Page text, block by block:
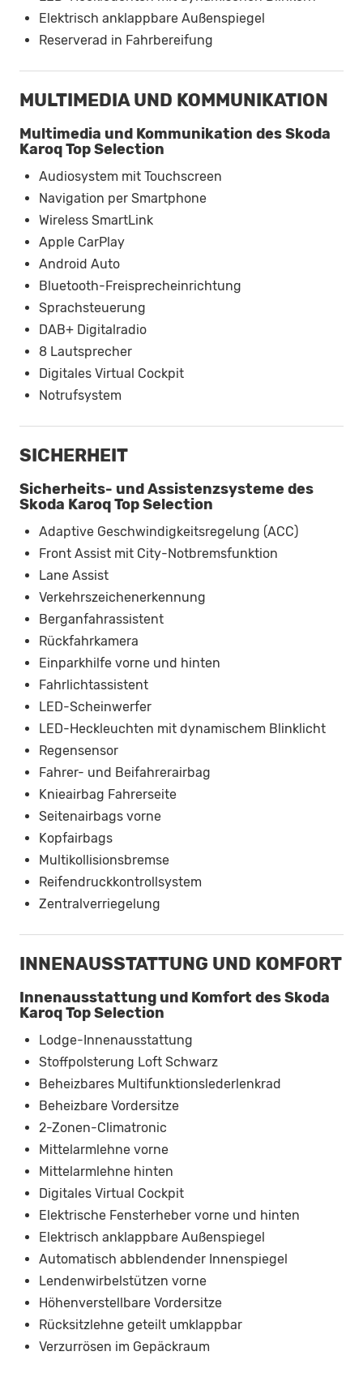
Elektrisch anklappbare Außenspiegel
Reserverad in Fahrbereifung
MULTIMEDIA UND KOMMUNIKATION
Multimedia und Kommunikation des Skoda
Karoq Top Selection
Audiosystem mit Touchscreen
Navigation per Smartphone
Wireless SmartLink
Apple CarPlay
Android Auto
Bluetooth-Freisprecheinrichtung
Sprachsteuerung
DAB+ Digitalradio
8 Lautsprecher
Digitales Virtual Cockpit
Notrufsystem
SICHERHEIT
Sicherheits- und Assistenzsysteme des
Skoda Karoq Top Selection
Adaptive Geschwindigkeitsregelung (ACC)
Front Assist mit City-Notbremsfunktion
Lane Assist
Verkehrszeichenerkennung
Berganfahrassistent
Rückfahrkamera
Einparkhilfe vorne und hinten
Fahrlichtassistent
LED-Scheinwerfer
LED-Heckleuchten mit dynamischem Blinklicht
Regensensor
Fahrer- und Beifahrerairbag
Knieairbag Fahrerseite
Seitenairbags vorne
Kopfairbags
Multikollisionsbremse
Reifendruckkontrollsystem
Zentralverriegelung
INNENAUSSTATTUNG UND KOMFORT
Innenausstattung und Komfort des Skoda
Karoq Top Selection
Lodge-Innenausstattung
Stoffpolsterung Loft Schwarz
Beheizbares Multifunktionslederlenkrad
Beheizbare Vordersitze
2-Zonen-Climatronic
Mittelarmlehne vorne
Mittelarmlehne hinten
Digitales Virtual Cockpit
Elektrische Fensterheber vorne und hinten
Elektrisch anklappbare Außenspiegel
Automatisch abblendender Innenspiegel
Lendenwirbelstützen vorne
Höhenverstellbare Vordersitze
Rücksitzlehne geteilt umklappbar
Verzurrösen im Gepäckraum